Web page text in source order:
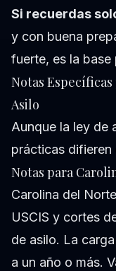
Si recuerdas
y con buena
fuerte, es la base
Notas Específicas
Asilo
Aunque la ley de
prácticas difieren
Notas para
Carolina del
USCIS y cortes
de asilo. La
a un año o más.